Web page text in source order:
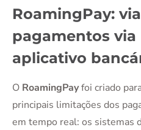
RoamingPay:
pagamentos
aplicativo
O RoamingPayfoi criado
principais limitações dos
em tempo real: os sistemas